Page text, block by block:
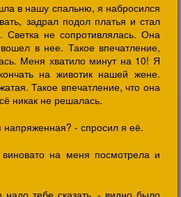
в нашу спальню, я набросился
задрал подол платья и стал
Светка не сопротивлялась. Она
в нее. Такое впечатление,
Меня хватило минут на 10! Я
на животик нашей жене.
Такое впечатление, что она
никак не решалась.
напряженная? - спросил я её.
на меня посмотрела и
тебе сказать. - видно было